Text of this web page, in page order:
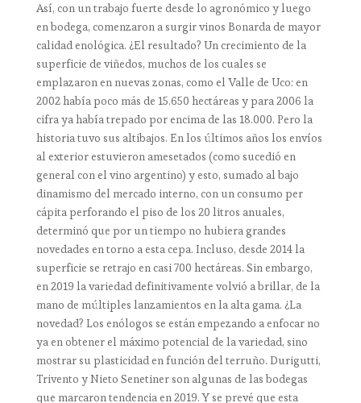
Así, con un trabajo fuerte desde lo agronómico y luego
en bodega, comenzaron a surgir vinos Bonarda de mayor
calidad enológica. ¿El resultado? Un crecimiento de la
superficie de viñedos, muchos de los cuales se
emplazaron en nuevas zonas, como el Valle de Uco: en
2002 había poco más de 15.650 hectáreas y para 2006 la
cifra ya había trepado por encima de las 18.000. Pero la
historia tuvo sus altibajos. En los últimos años los envíos
al exterior estuvieron amesetados (como sucedió en
general con el vino argentino) y esto, sumado al bajo
dinamismo del mercado interno, con un consumo per
cápita perforando el piso de los 20 litros anuales,
determinó que por un tiempo no hubiera grandes
novedades en torno a esta cepa. Incluso, desde 2014 la
superficie se retrajo en casi 700 hectáreas. Sin embargo,
en 2019 la variedad definitivamente volvió a brillar, de la
mano de múltiples lanzamientos en la alta gama. ¿La
novedad? Los enólogos se están empezando a enfocar no
ya en obtener el máximo potencial de la variedad, sino
mostrar su plasticidad en función del terruño. Durigutti,
Trivento y Nieto Senetiner son algunas de las bodegas
que marcaron tendencia en 2019. Y se prevé que esta